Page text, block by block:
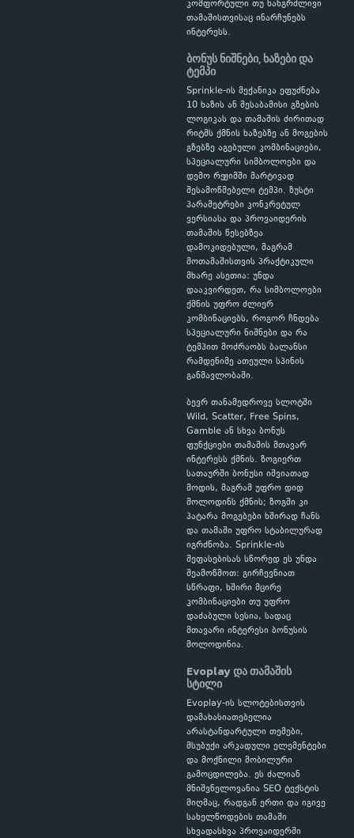
კომფორტული თუ ხანგრძლივი
თამაშისთვისაც ინარჩუნებს
ინტერესს.
ბონუს ნიშნები, ხაზები და
ტემპი
Sprinkle-ის მექანიკა ეფუძნება
10 ხაზის ან შესაბამისი გზების
ლოგიკას და თამაშის ძირითად
რიტმს ქმნის ხაზებზე ან მოგების
გზებზე აგებული კომბინაციები,
სპეციალური სიმბოლოები და
დემო რეჟიმში მარტივად
შესამოწმებელი ტემპი. ზუსტი
პარამეტრები კონკრეტულ
ვერსიასა და პროვაიდერის
თამაშის წესებზეა
დამოკიდებული, მაგრამ
მოთამაშისთვის პრაქტიკული
მხარე ასეთია: უნდა
დააკვირდეთ, რა სიმბოლოები
ქმნის უფრო ძლიერ
კომბინაციებს, როგორ ჩნდება
სპეციალური ნიშნები და რა
ტემპით მოძრაობს ბალანსი
რამდენიმე ათეული სპინის
განმავლობაში.
ბევრ თანამედროვე სლოტში
Wild, Scatter, Free Spins,
Gamble ან სხვა ბონუს
ფუნქციები თამაშის მთავარ
ინტერესს ქმნის. ზოგიერთ
სათაურში ბონუსი იშვიათად
მოდის, მაგრამ უფრო დიდ
მოლოდინს ქმნის; ზოგში კი
პატარა მოგებები ხშირად ჩანს
და თამაში უფრო სტაბილურად
იგრძნობა. Sprinkle-ის
შეფასებისას სწორედ ეს უნდა
შეამოწმოთ: გირჩევნიათ
სწრაფი, ხშირი მცირე
კომბინაციები თუ უფრო
დაძაბული სესია, სადაც
მთავარი ინტერესი ბონუსის
მოლოდინია.
Evoplay და თამაშის
სტილი
Evoplay-ის სლოტებისთვის
დამახასიათებელია
არასტანდარტული თემები,
მსუბუქი არკადული ელემენტები
და მოქნილი მობილური
გამოცდილება. ეს ძალიან
მნიშვნელოვანია SEO ტექსტის
მიღმაც, რადგან ერთი და იგივე
სახელწოდების თამაში
სხვადასხვა პროვაიდერში